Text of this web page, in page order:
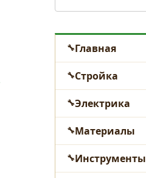
Главная
Стройка
Электрика
Материалы
Инструменты